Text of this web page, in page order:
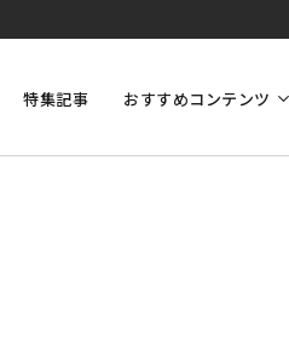
特集記事 おすすめコンテンツ